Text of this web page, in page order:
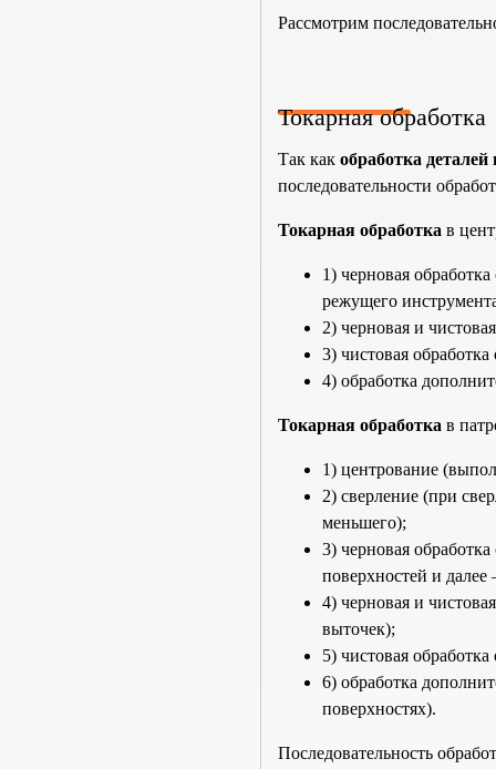
Рассмотрим
Токарная обработка
Так как обработка
последовательности
Токарная обработка в
1) черновая
режущего
2) черновая и
3) чистовая
4) обработка
Токарная обработка в
1) центрование
2) сверление (при
меньшего);
3) черновая
поверхностей и
4) черновая и
выточек);
5) чистовая
6) обработка
поверхностях).
Последовательность